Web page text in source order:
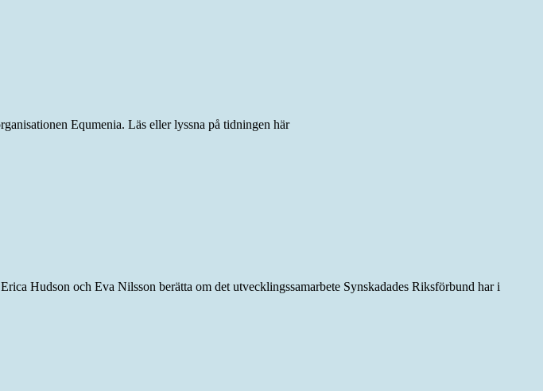
Equmenia. Läs eller lyssna på tidningen här
Hudson och Eva Nilsson berätta om det utvecklingssamarbete Synskadades Riksförbund har i